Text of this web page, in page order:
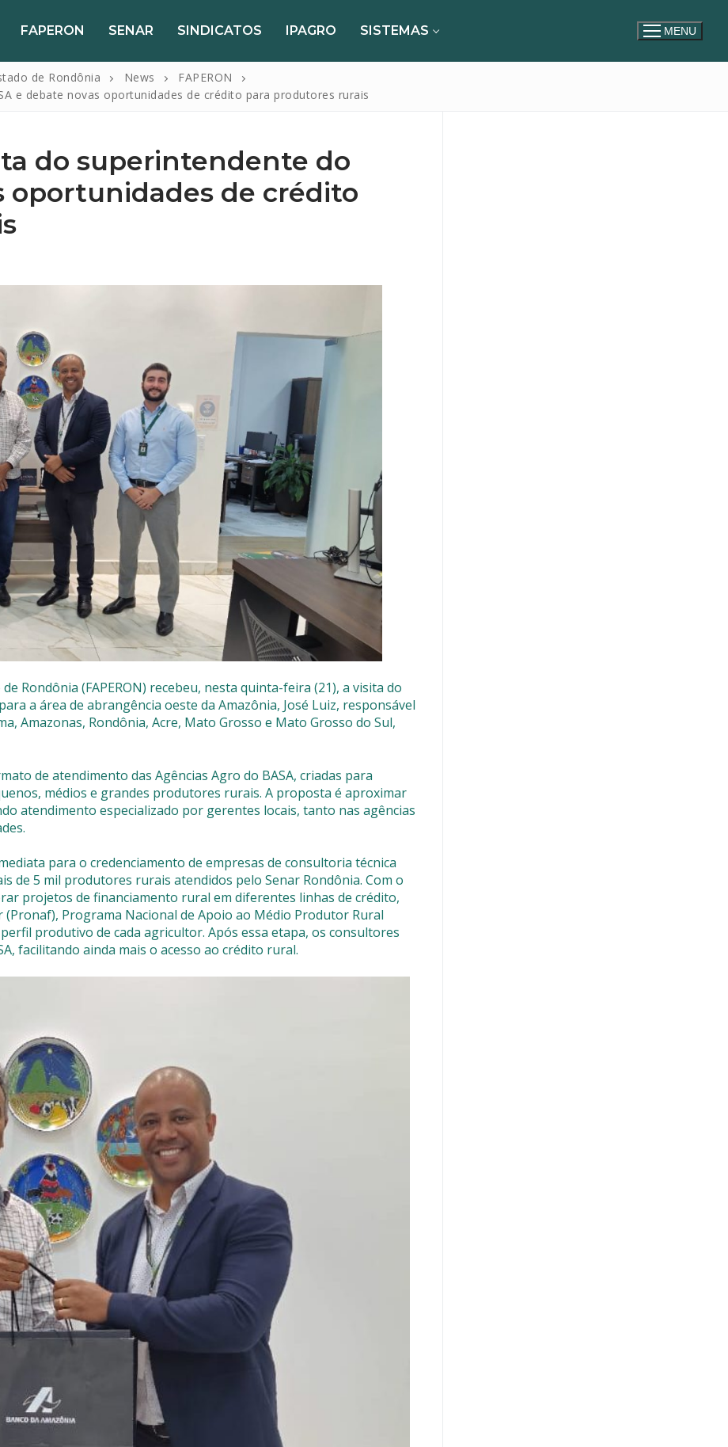
FAPERON SENAR SINDICATOS IPAGRO SISTEMAS MENU
de Rondônia News
FAPERON
e debate novas oportunidades de crédito para produtores rurais
do superintendente do
oportunidades de crédito
Rondônia (FAPERON) recebeu, nesta quinta-feira (21), a visita do
a área de abrangência oeste da Amazônia, José Luiz, responsável
Amazonas, Rondônia, Acre, Mato Grosso e Mato Grosso do Sul,
de atendimento das Agências Agro do BASA, criadas para
médios e grandes produtores rurais. A proposta é aproximar
atendimento especializado por gerentes locais, tanto nas agências
para o credenciamento de empresas de consultoria técnica
de 5 mil produtores rurais atendidos pelo Senar Rondônia. Com o
projetos de financiamento rural em diferentes linhas de crédito,
Programa Nacional de Apoio ao Médio Produtor Rural
produtivo de cada agricultor. Após essa etapa, os consultores
facilitando ainda mais o acesso ao crédito rural.